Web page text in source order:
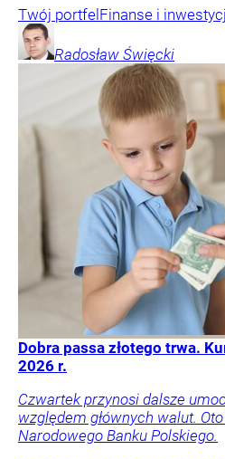
Twój portfelFinanse i
Radosław Święcki
Dobra passa złotego trwa.
2026 r.
Czwartek przynosi dalsze
względem głównych walut.
Narodowego Banku Polskiego.